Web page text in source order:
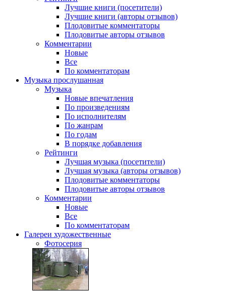
Лучшие книги (посетители)
Лучшие книги (авторы отзывов)
Плодовитые комментаторы
Плодовитые авторы отзывов
Комментарии
Новые
Все
По комментаторам
Музыка прослушанная
Музыка
Новые впечатления
По произведениям
По исполнителям
По жанрам
По годам
В порядке добавления
Рейтинги
Лучшая музыка (посетители)
Лучшая музыка (авторы отзывов)
Плодовитые комментаторы
Плодовитые авторы отзывов
Комментарии
Новые
Все
По комментаторам
Галереи художественные
Фотосерия